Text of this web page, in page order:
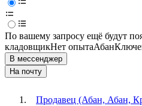
По вашему запросу ещё будут
кладовщикНет опытаАбан
В мессенджер
На почту
Продавец (Абан, Абан,